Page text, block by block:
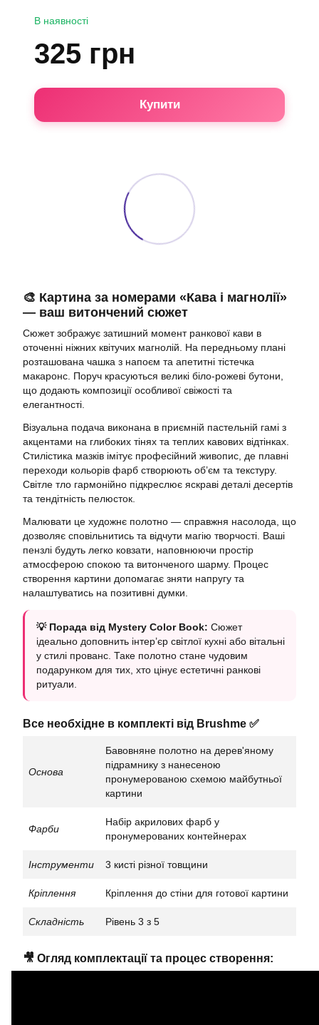
В наявності
325 грн
Купити
🎨 Картина за номерами «Кава і магнолії»
— ваш витончений сюжет
Сюжет зображує затишний момент ранкової кави в
оточенні ніжних квітучих магнолій. На передньому плані
розташована чашка з напоєм та апетитні тістечка
макаронс. Поруч красуються великі біло-рожеві бутони,
що додають композиції особливої свіжості та
елегантності.
Візуальна подача виконана в приємній пастельній гамі з
акцентами на глибоких тінях та теплих кавових відтінках.
Стилістика мазків імітує професійний живопис, де плавні
переходи кольорів фарб створюють об’єм та текстуру.
Світле тло гармонійно підкреслює яскраві деталі десертів
та тендітність пелюсток.
Малювати це художнє полотно — справжня насолода, що
дозволяє сповільнитись та відчути магію творчості. Ваші
пензлі будуть легко ковзати, наповнюючи простір
атмосферою спокою та витонченого шарму. Процес
створення картини допомагає зняти напругу та
налаштуватись на позитивні думки.
💡 Порада від Mystery Color Book: Сюжет
ідеально доповнить інтер’єр світлої кухні або вітальні
у стилі прованс. Таке полотно стане чудовим
подарунком для тих, хто цінує естетичні ранкові
ритуали.
Все необхідне в комплекті від Brushme ✅
Основа
Бавовняне полотно на дерев'яному
підрамнику з нанесеною
пронумерованою схемою майбутньої
картини
Фарби
Набір акрилових фарб у
пронумерованих контейнерах
Інструменти 3 кисті різної товщини
Кріплення Кріплення до стіни для готової картини
Складність Рівень 3 з 5
🎥 Огляд комплектації та процес створення: